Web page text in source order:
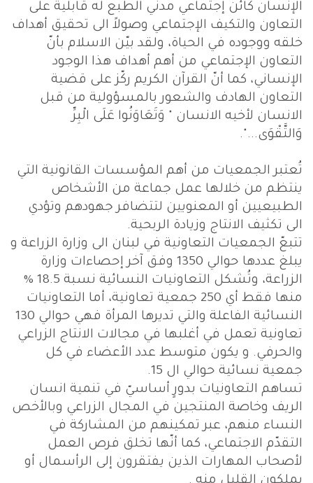
الإنسان كائن إجتماعي مدني الطبع له قابلية على
التعاون والتكيف الإجتماعي وصولاً الى تحقيق أهداف
خلقه ووجوده في الحياة، ولقد بيّن الاسلام بأنّ
التعاون الإجتماعي من أهم أهداف هذا الوجود
الإنساني، كما أنّ القرآن الكريم ركّز على قضية
التعاون الهادف والشعور بالمسؤولية من قبل
الانسان لأخيه الانسان " وَتَعَاوَنُوا عَلَى الْبِرِّ
وَالتَّقْوَى...".
تُعتبر الجمعيات من أهم المؤسسات القانونية التي
ينتظم من خلالها عمل جماعة من الأشخاص
الطبيعيين أو المعنويين لتتضافر جهودهم وتؤدي
الى تكثيف الانتاج وزيادة الربحية.
تتبعّ الجمعيات التعاونية في لبنان الى وزارة الزراعة و
يبلغ عددها حوالي 1350 وفق آخر إحصاءات وزارة
الزراعة، وتُشكل التعاونيات النسائية نسبة 18.5 %
منها فقط أي 250 جمعية تعاونية، أما التعاونيات
النسائية الفاعلة والتي تديرها المرأة فهي حوالي 130
تعاونية تعمل في أغلبها في مجالات الانتاج الزراعي
والحرفي. و يكون متوسط عدد الأعضاء في كل
جمعية نسائية حوالي ال 15.
تساهم التعاونيات بدورٍ أساسيّ في تنمية انسان
الريف وخاصة المنتجين في المجال الزراعي وبالأخص
النساء منهم، عبر تمكينهم من المشاركة في
التقدّم الاجتماعي، كما أنّها تخلق فرص العمل
لأصحاب المهارات الذين يفتقرون إلى الرأسمال أو